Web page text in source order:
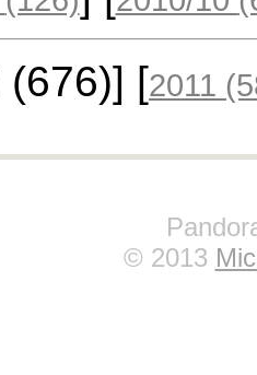
(676)] [2011
© 2013